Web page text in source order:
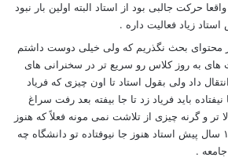
حرکت جالبی بود از استاد البته اولین بار نبود
زیاد فعالیت داره .
محتوای بحث نگذریم که ولی خیلی دوست داشتم
به روز کلاس رو سریع تر در سخنرانی های
داد ولی بقول استاد تا اون چیزی که فریاد
باید فریاد زد تا جا بیفته بعد رفت سراغ
تر و گرنه چیزی از تلاشت نمی مونه فعلاً که هنوز
حرفای ۱۲ سال پیش استاد هنوز جا نیوفتاده تو دانشگاه چه
.